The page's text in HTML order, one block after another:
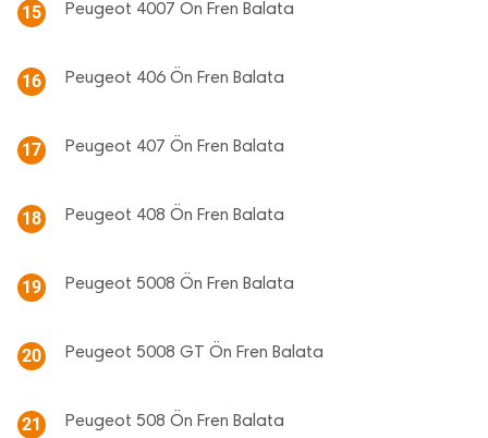
15 Peugeot 4007 Ön Fren Balata
16 Peugeot 406 Ön Fren Balata
17 Peugeot 407 Ön Fren Balata
18 Peugeot 408 Ön Fren Balata
19 Peugeot 5008 Ön Fren Balata
20 Peugeot 5008 GT Ön Fren Balata
21 Peugeot 508 Ön Fren Balata